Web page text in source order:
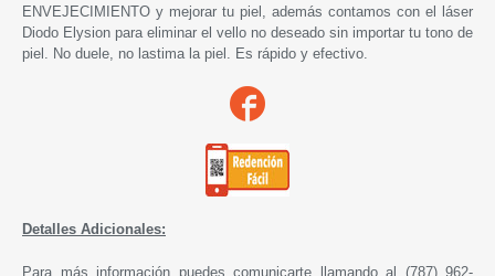
ENVEJECIMIENTO y mejorar tu piel, además contamos con el láser
Diodo Elysion para eliminar el vello no deseado sin importar tu tono de
piel. No duele, no lastima la piel. Es rápido y efectivo.
Detalles Adicionales:
Para más información puedes comunicarte llamando al (787) 962-